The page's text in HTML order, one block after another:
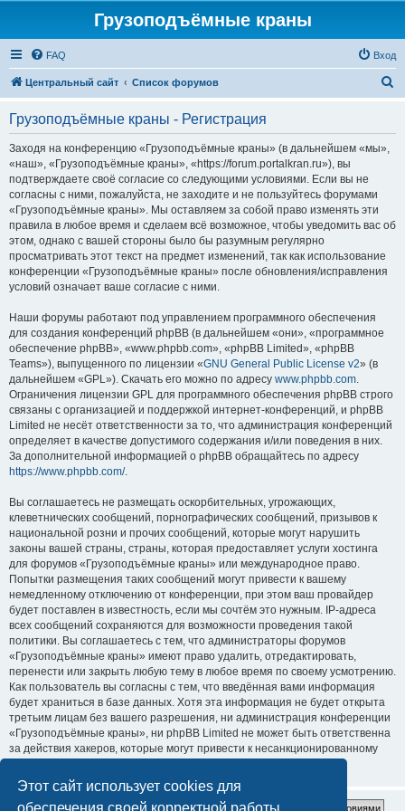
Этот сайт использует cookies для
обеспечения своей корректной работы.
Грузоподъёмные краны
FAQ Вход
Центральный сайт Список форумов
Грузоподъёмные краны - Регистрация
Заходя на конференцию «Грузоподъёмные краны» (в дальнейшем «мы»,
«наш», «Грузоподъёмные краны», «https://forum.portalkran.ru»), вы
подтверждаете своё согласие со следующими условиями. Если вы не
согласны с ними, пожалуйста, не заходите и не пользуйтесь форумами
«Грузоподъёмные краны». Мы оставляем за собой право изменять эти
правила в любое время и сделаем всё возможное, чтобы уведомить вас об
этом, однако с вашей стороны было бы разумным регулярно
просматривать этот текст на предмет изменений, так как использование
конференции «Грузоподъёмные краны» после обновления/исправления
условий означает ваше согласие с ними.
Наши форумы работают под управлением программного обеспечения
для создания конференций phpBB (в дальнейшем «они», «программное
обеспечение phpBB», «www.phpbb.com», «phpBB Limited», «phpBB
Teams»), выпущенного по лицензии «GNU General Public License v2» (в
дальнейшем «GPL»). Скачать его можно по адресу www.phpbb.com.
Ограничения лицензии GPL для программного обеспечения phpBB строго
связаны с организацией и поддержкой интернет-конференций, и phpBB
Limited не несёт ответственности за то, что администрация конференций
определяет в качестве допустимого содержания и/или поведения в них.
За дополнительной информацией о phpBB обращайтесь по адресу
https://www.phpbb.com/.
Вы соглашаетесь не размещать оскорбительных, угрожающих,
клеветнических сообщений, порнографических сообщений, призывов к
национальной розни и прочих сообщений, которые могут нарушить
законы вашей страны, страны, которая предоставляет услуги хостинга
для форумов «Грузоподъёмные краны» или международное право.
Попытки размещения таких сообщений могут привести к вашему
немедленному отключению от конференции, при этом ваш провайдер
будет поставлен в известность, если мы сочтём это нужным. IP-адреса
всех сообщений сохраняются для возможности проведения такой
политики. Вы соглашаетесь с тем, что администраторы форумов
«Грузоподъёмные краны» имеют право удалить, отредактировать,
перенести или закрыть любую тему в любое время по своему усмотрению.
Как пользователь вы согласны с тем, что введённая вами информация
будет храниться в базе данных. Хотя эта информация не будет открыта
третьим лицам без вашего разрешения, ни администрация конференции
«Грузоподъёмные краны», ни phpBB Limited не может быть ответственна
за действия хакеров, которые могут привести к несанкционированному